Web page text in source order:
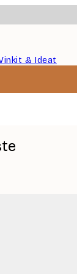
& Ideat